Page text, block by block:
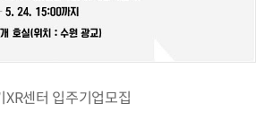
XR센터 입주기업모집